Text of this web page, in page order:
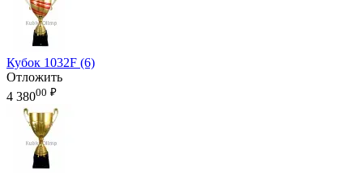
Кубок 1032F (6)
Отложить
4 38000 ₽